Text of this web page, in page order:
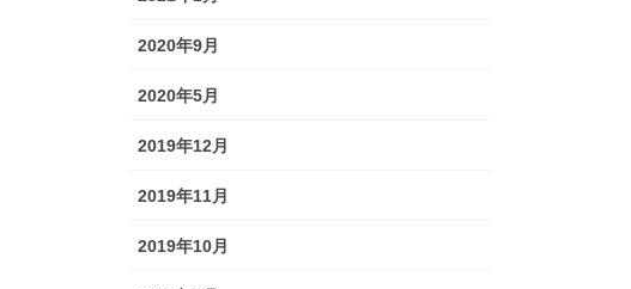
2020年9月
2020年5月
2019年12月
2019年11月
2019年10月